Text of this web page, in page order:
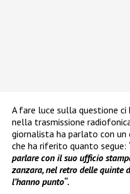
A fare luce sulla questione ci
nella trasmissione
giornalista ha parlato con
che ha riferito quanto segue:
parlare con il suo ufficio
zanzara, nel retro delle quinte
l’hanno punto“.